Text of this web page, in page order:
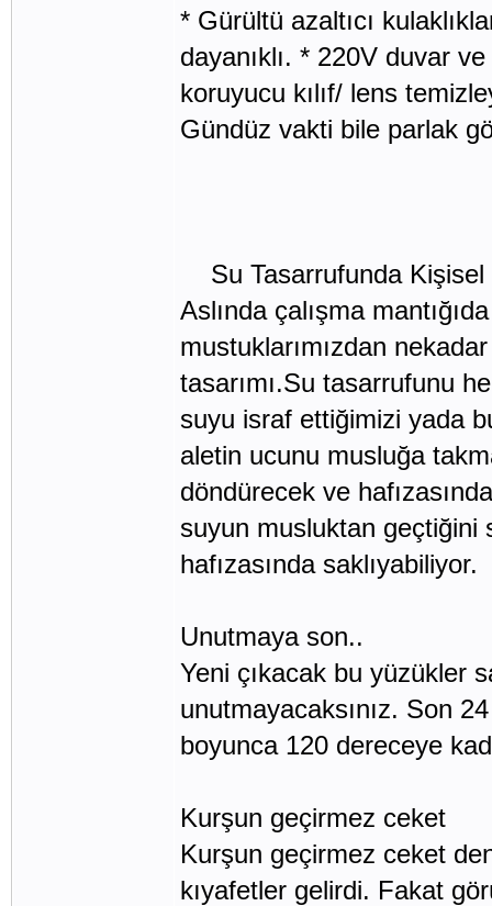
* Gürültü azaltıcı
dayanıklı. * 220V duvar
koruyucu kılıf/ lens
Gündüz vakti bile parlak
Su Tasarrufunda
Aslında çalışma
mustuklarımızdan
tasarımı.Su tasarrufunu
suyu israf ettiğimizi yada
aletin ucunu musluğa
döndürecek ve
suyun musluktan geçtiğini
hafızasında saklıyabiliyor.
Unutmaya son..
Yeni çıkacak bu yüzükler
unutmayacaksınız. Son
boyunca 120 dereceye
Kurşun geçirmez ceket
Kurşun geçirmez ceket
kıyafetler gelirdi. Fakat